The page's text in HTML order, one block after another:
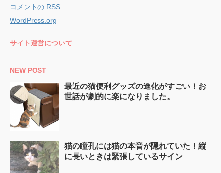
コメントの RSS
WordPress.org
サイト運営について
NEW POST
最近の猫便利グッズの進化がすごい！お
世話が劇的に楽になりました。
猫の瞳孔には猫の本音が隠れていた！縦
に長いときは緊張しているサイン